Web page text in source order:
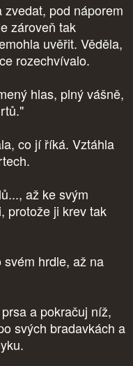
pod náporem
zároveň tak
uvěřit. Věděla,
rozechvívalo.
hlas, plný vášně,
co jí říká. Vztáhla
až ke svým
protože ji krev tak
hrdle, až na
a pokračuj níž,
svých bradavkách a